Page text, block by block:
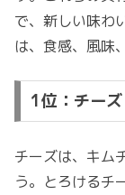
で、新しい味わ
は、食感、風味
1位：チーズ
チーズは、キム
う。とろけるチ